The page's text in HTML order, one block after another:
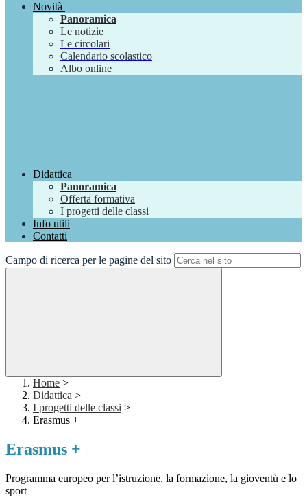
Novità
Panoramica
Le notizie
Le circolari
Calendario scolastico
Albo online
Didattica
Panoramica
Offerta formativa
I progetti delle classi
Info utili
Contatti
Campo di ricerca per le pagine del sito
Home >
Didattica >
I progetti delle classi >
Erasmus +
Erasmus +
Programma europeo per l’istruzione, la formazione, la gioventù e lo
sport